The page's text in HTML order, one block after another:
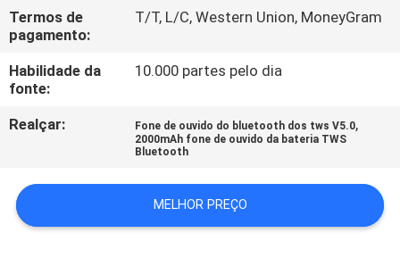
UMAS
CITAÇÕES
MAPA
SITE
PRIVACY
Termos de
pagamento:
T/T, L/C, Western Union, MoneyGram
Habilidade da
fonte:
10.000 partes pelo dia
Realçar: Fone de ouvido do bluetooth dos tws V5.0,
2000mAh fone de ouvido da bateria TWS
Bluetooth
MELHOR PREÇO